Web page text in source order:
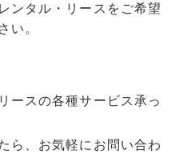
ンタル・リースをご希望
い。
ースの各種サービス承っ
ら、お気軽にお問い合わ